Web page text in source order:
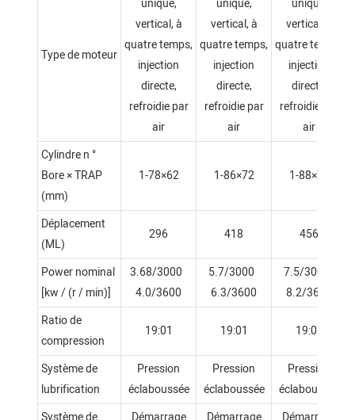
Type de moteur
unique,
vertical, à
quatre temps,
injection
directe,
refroidie par
air
unique,
vertical, à
quatre temps,
injection
directe,
refroidie par
air
unique,
vertical, à
quatre temps,
injection
directe,
refroidie par
air
Cylindre n °
Bore × TRAP
(mm)
1-78×62 1-86×72 1-88×75
Déplacement
(ML)
296 418 456
Power nominal
[kw / (r / min)]
3.68/3000
4.0/3600
5.7/3000
6.3/3600
7.5/3000
8.2/3600
Ratio de
compression
19:01 19:01 19:01
Système de
lubrification
Pression
éclaboussée
Pression
éclaboussée
Pression
éclaboussée